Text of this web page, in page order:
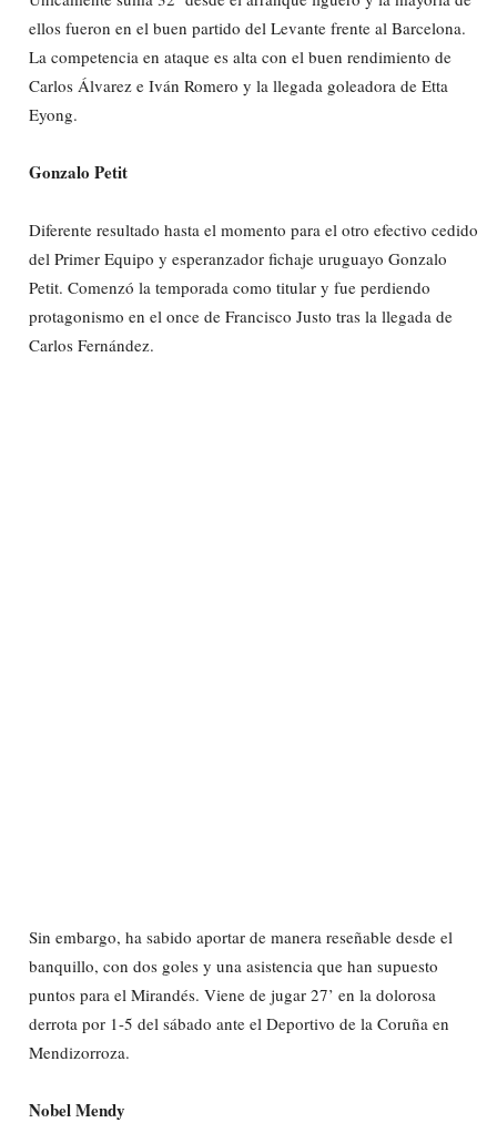
ellos fueron en el buen partido del Levante frente al Barcelona.
La competencia en ataque es alta con el buen rendimiento de
Carlos Álvarez e Iván Romero y la llegada goleadora de Etta
Eyong.
Gonzalo Petit
Diferente resultado hasta el momento para el otro efectivo cedido
del Primer Equipo y esperanzador fichaje uruguayo Gonzalo
Petit. Comenzó la temporada como titular y fue perdiendo
protagonismo en el once de Francisco Justo tras la llegada de
Carlos Fernández.
Sin embargo, ha sabido aportar de manera reseñable desde el
banquillo, con dos goles y una asistencia que han supuesto
puntos para el Mirandés. Viene de jugar 27’ en la dolorosa
derrota por 1-5 del sábado ante el Deportivo de la Coruña en
Mendizorroza.
Nobel Mendy